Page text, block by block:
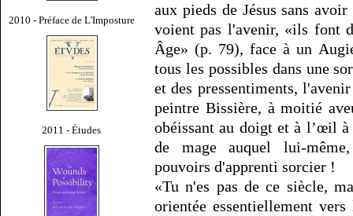
2010 - Préface de L'Imposture
2011 - Études
aux pieds de Jésus sans
voient pas l'avenir, «ils font
Âge» (p. 79), face à un
tous les possibles dans une
et des pressentiments,
peintre Bissière, à moitié
obéissant au doigt et à l’œil
de mage auquel lui-
pouvoirs d'apprenti sorcier !
«Tu n'es pas de ce siècle,
orientée essentiellement